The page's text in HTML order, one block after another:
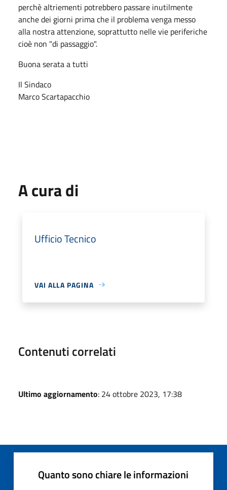
perchè altriementi potrebbero passare inutilmente
anche dei giorni prima che il problema venga messo
alla nostra attenzione, soprattutto nelle vie periferiche
cioè non "di passaggio".
Buona serata a tutti
Il Sindaco
Marco Scartapacchio
A cura di
Ufficio Tecnico
VAI ALLA PAGINA
Contenuti correlati
Ultimo aggiornamento: 24 ottobre 2023, 17:38
Quanto sono chiare le informazioni